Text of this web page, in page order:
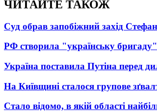
ЧИТАЙТЕ ТАКОЖ
Суд обрав запобіжний захід
РФ створила "українську
Україна поставила Путіна перед
На Київщині сталося групове
Стало відомо, в якій області